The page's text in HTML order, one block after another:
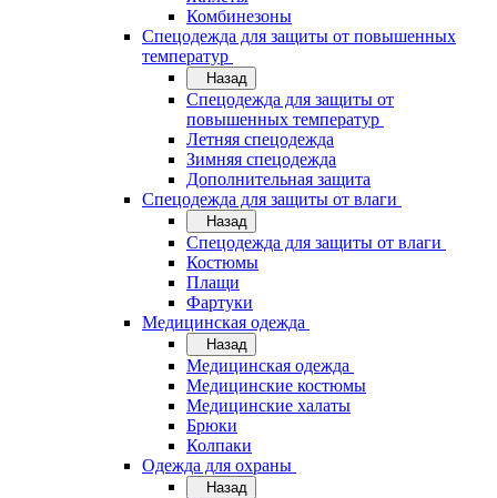
Комбинезоны
Спецодежда для защиты от повышенных
температур
Назад
Спецодежда для защиты от
повышенных температур
Летняя спецодежда
Зимняя спецодежда
Дополнительная защита
Спецодежда для защиты от влаги
Назад
Спецодежда для защиты от влаги
Костюмы
Плащи
Фартуки
Медицинская одежда
Назад
Медицинская одежда
Медицинские костюмы
Медицинские халаты
Брюки
Колпаки
Одежда для охраны
Назад